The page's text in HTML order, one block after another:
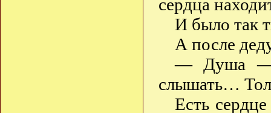
сердца
И было так
А после
— Душа —
слышать…
Есть